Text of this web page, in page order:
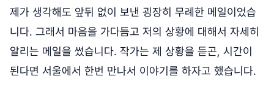
제가 생각해도 앞뒤 없이 보낸 굉장히 무례한 메일이었습
니다. 그래서 마음을 가다듬고 저의 상황에 대해서 자세히
알리는 메일을 썼습니다. 작가는 제 상황을 듣곤, 시간이
된다면 서울에서 한번 만나서 이야기를 하자고 했습니다.